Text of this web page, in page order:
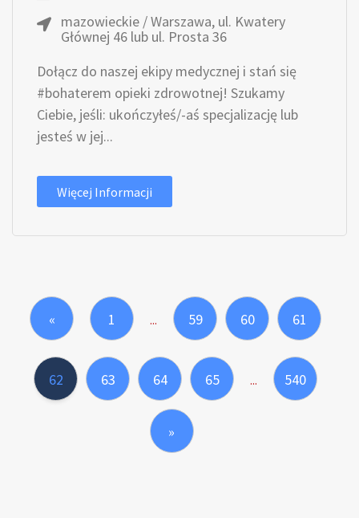
mazowieckie / Warszawa, ul. Kwatery
Głównej 46 lub ul. Prosta 36
Dołącz do naszej ekipy medycznej i stań się
#bohaterem opieki zdrowotnej! Szukamy
Ciebie, jeśli​: ukończyłeś/-aś specjalizację lub
jesteś w jej...
Więcej Informacji
« 1 ... 59 60 61
62 63 64 65 ... 540
»